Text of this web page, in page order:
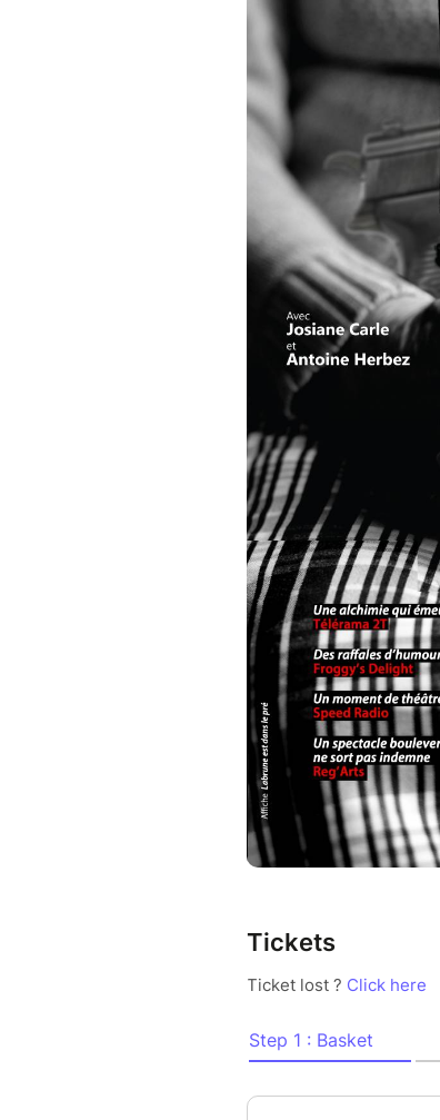
de dupes
joue la Mamie, mais il
Et pas qu’un peu.
d’après le roman de
adapté pour le
mise en scène et
interprétation Josiane
lumières Fouad
Soutiens – Spedidam
Une alchimie qui
Un bijou de drôlerie,
Un spectacle
Des raffales d’humour
Durée : 1 H 15
Tarif : 15 € / 12 €
Tickets